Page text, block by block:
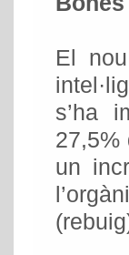
El
s’ha
27,5%
un